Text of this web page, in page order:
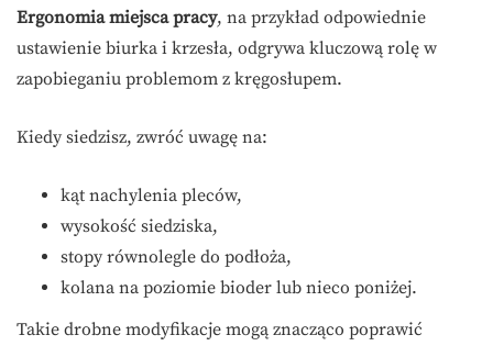
Ergonomia miejsca pracy, na przykład odpowiednie
ustawienie biurka i krzesła, odgrywa kluczową rolę w
zapobieganiu problemom z kręgosłupem.
Kiedy siedzisz, zwróć uwagę na:
kąt nachylenia pleców,
wysokość siedziska,
stopy równolegle do podłoża,
kolana na poziomie bioder lub nieco poniżej.
Takie drobne modyfikacje mogą znacząco poprawić